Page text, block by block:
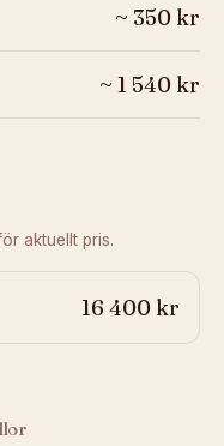
~ 350 kr
~ 1 540 kr
aktuellt pris.
16 400 kr